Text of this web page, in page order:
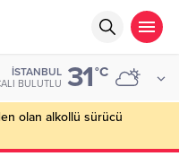
İSTANBUL
BULUTLU 31°C
olan alkollü sürücü